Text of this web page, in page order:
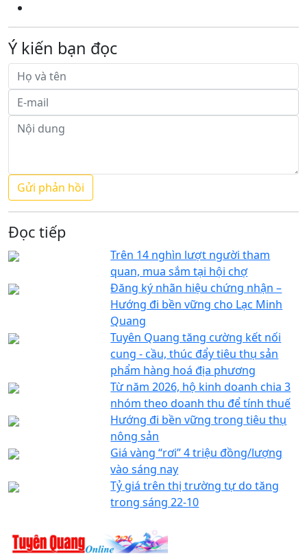
Ý kiến bạn đọc
Đọc tiếp
Trên 14 nghìn lượt người tham
quan, mua sắm tại hội chợ
Đăng ký nhãn hiệu chứng nhận –
Hướng đi bền vững cho Lạc Minh
Quang
Tuyên Quang tăng cường kết nối
cung - cầu, thúc đẩy tiêu thụ sản
phẩm hàng hoá địa phương
Từ năm 2026, hộ kinh doanh chia 3
nhóm theo doanh thu để tính thuế
Hướng đi bền vững trong tiêu thụ
nông sản
Giá vàng “rơi” 4 triệu đồng/lượng
vào sáng nay
Tỷ giá trên thị trường tự do tăng
trong sáng 22-10